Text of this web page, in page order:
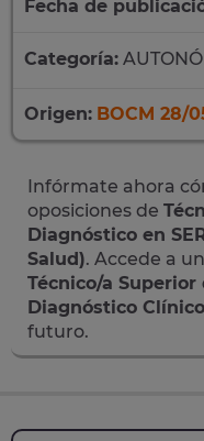
Fecha de
Categoría:
Origen: BOCM 28/
Infórmate ahora
oposiciones de
Diagnóstico en
Salud). Accede a
Técnico/a
Diagnóstico
futuro.